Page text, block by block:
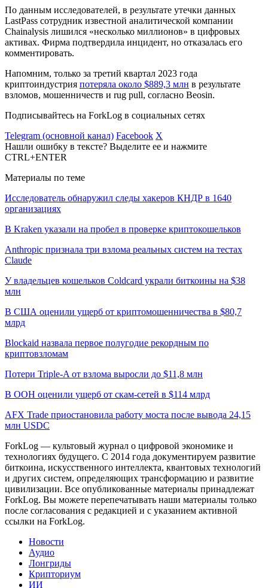
По данным исследователей, в результате утечки данных
LastPass сотрудник известной аналитической компании
Chainalysis лишился «несколько миллионов» в цифровых
активах. Фирма подтвердила инцидент, но отказалась его
комментировать.
Напомним, только за третий квартал 2023 года
криптоиндустрия потеряла около $889,3 млн в результате
взломов, мошенничеств и rug pull, согласно Beosin.
Подписывайтесь на ForkLog в социальных сетях
Telegram (основной канал) Facebook X
Нашли ошибку в тексте? Выделите ее и нажмите
CTRL+ENTER
Материалы по теме
Исследователь обнаружил следы хакеров КНДР в 1640
организациях
В Kraken указали на пробел в проверке криптокошельков
Anthropic признала три взлома реальных систем на тестах
Claude
У владельцев кошельков Coldcard украли биткоины на $38
млн
В США оценили ущерб от криптомошенничества в $80,7
млрд
Blockaid назвала первое полугодие рекордным по
криптовзломам
Потери Triple-A от взлома выросли до $11,8 млн
В ООН оценили ущерб от скам-сетей в $114 млрд
AFX Trade приостановила работу моста после вывода 24,15
млн USDC
ForkLog — культовый журнал о цифровой экономике и
технологиях будущего. С 2014 года документируем развитие
биткоина, искусственного интеллекта, квантовых технологий
и других систем, определяющих трансформацию и развитие
цивилизации. Все опубликованные материалы принадлежат
ForkLog. Вы можете перепечатывать наши материалы только
после согласования с редакцией и с указанием активной
ссылки на ForkLog.
Новости
Аудио
Лонгриды
Крипториум
ИИ